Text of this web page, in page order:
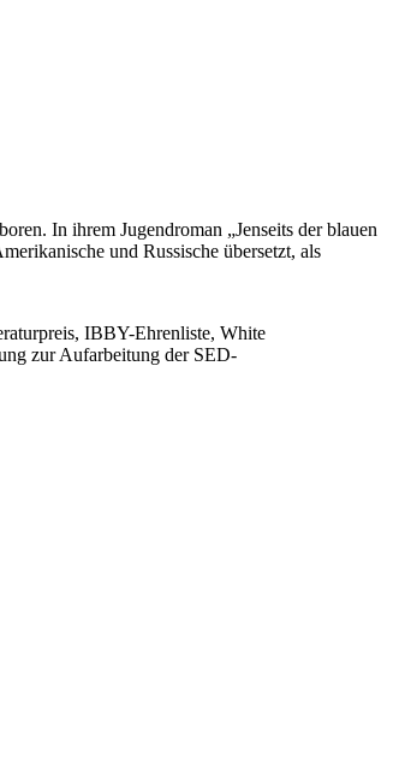
In ihrem Jugendroman „Jenseits der blauen
und Russische übersetzt, als
IBBY-Ehrenliste, White
zur Aufarbeitung der SED-